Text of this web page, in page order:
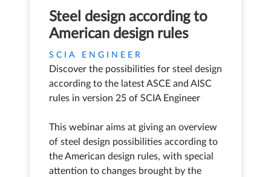
Steel design according to
American design rules
SCIA ENGINEER
Discover the possibilities for steel design
according to the latest ASCE and AISC
rules in version 25 of SCIA Engineer
This webinar aims at giving an overview
of steel design possibilities according to
the American design rules, with special
attention to changes brought by the